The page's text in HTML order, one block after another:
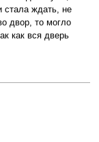
стала ждать, не
двор, то могло
как вся дверь